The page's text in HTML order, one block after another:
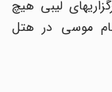
لیبى هیچ
موسى در هتل